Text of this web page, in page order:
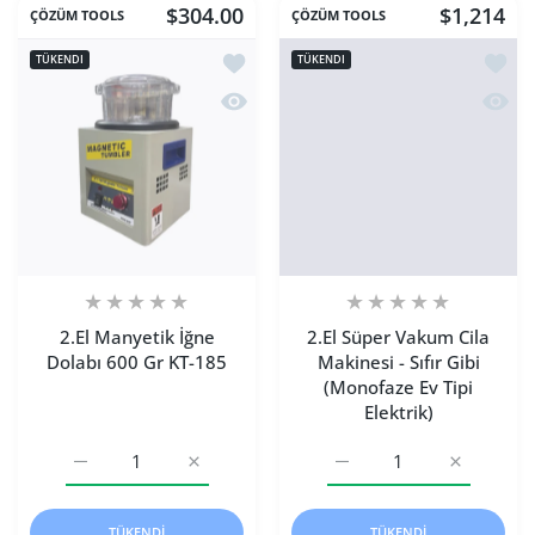
ÇÖZÜM TOOLS $304.00
TÜKENDI
İstek listesine ekle 2.El Manyetik İğne
Hızlı Görünüm 2.El Manyetik İğne
2.El Manyetik İğne
Dolabı 600 Gr KT-185
2.El Manyetik İğne Dolabı 600 Gr KT-185
2.El Manyetik İğne Dolabı 600 Gr KT-185 Default Title
ÇÖZÜM TOOLS $1,214
TÜKENDI
2.El Süper Vakum Cila
Makinesi - Sıfır Gibi
(Monofaze Ev Tipi
Elektrik)
2.El
2.El Süper Vakum Cila